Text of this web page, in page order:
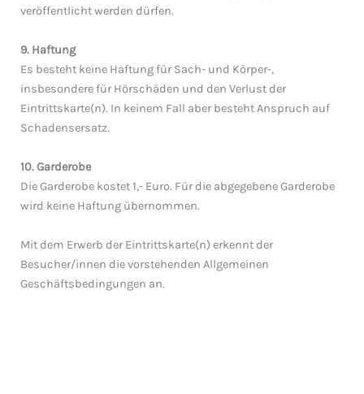
veröffentlicht werden dürfen.
9. Haftung
Es besteht keine Haftung für Sach- und Körper-,
insbesondere für Hörschäden und den Verlust der
Eintrittskarte(n). In keinem Fall aber besteht Anspruch auf
Schadensersatz.
10. Garderobe
Die Garderobe kostet 1,- Euro. Für die abgegebene Garderobe
wird keine Haftung übernommen.
Mit dem Erwerb der Eintrittskarte(n) erkennt der
Besucher/innen die vorstehenden Allgemeinen
Geschäftsbedingungen an.